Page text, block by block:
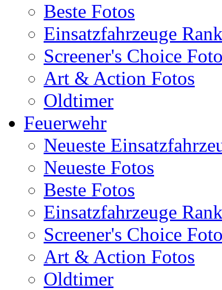
Beste Fotos
Einsatzfahrzeuge
Screener's Choice
Art & Action Fotos
Oldtimer
Feuerwehr
Neueste
Neueste Fotos
Beste Fotos
Einsatzfahrzeuge
Screener's Choice
Art & Action Fotos
Oldtimer